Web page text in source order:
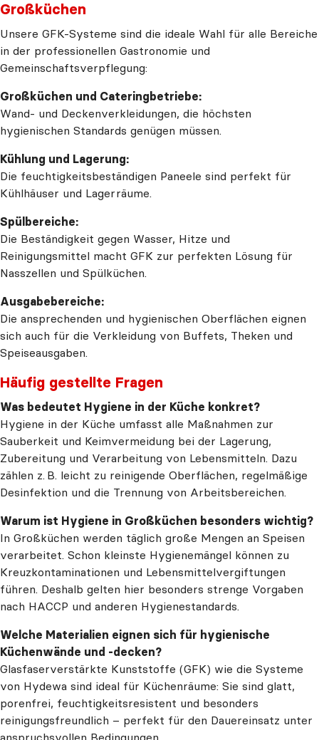
Großküchen
Unsere GFK-Systeme sind die ideale Wahl für alle Bereiche
in der professionellen Gastronomie und
Gemeinschaftsverpflegung:
Großküchen und Cateringbetriebe:
Wand- und Deckenverkleidungen, die höchsten
hygienischen Standards genügen müssen.
Kühlung und Lagerung:
Die feuchtigkeitsbeständigen Paneele sind perfekt für
Kühlhäuser und Lagerräume.
Spülbereiche:
Die Beständigkeit gegen Wasser, Hitze und
Reinigungsmittel macht GFK zur perfekten Lösung für
Nasszellen und Spülküchen.
Ausgabebereiche:
Die ansprechenden und hygienischen Oberflächen eignen
sich auch für die Verkleidung von Buffets, Theken und
Speiseausgaben.
Häufig gestellte Fragen
Was bedeutet Hygiene in der Küche konkret?
Hygiene in der Küche umfasst alle Maßnahmen zur
Sauberkeit und Keimvermeidung bei der Lagerung,
Zubereitung und Verarbeitung von Lebensmitteln. Dazu
zählen z. B. leicht zu reinigende Oberflächen, regelmäßige
Desinfektion und die Trennung von Arbeitsbereichen.
Warum ist Hygiene in Großküchen besonders wichtig?
In Großküchen werden täglich große Mengen an Speisen
verarbeitet. Schon kleinste Hygienemängel können zu
Kreuzkontaminationen und Lebensmittelvergiftungen
führen. Deshalb gelten hier besonders strenge Vorgaben
nach HACCP und anderen Hygienestandards.
Welche Materialien eignen sich für hygienische
Küchenwände und -decken?
Glasfaserverstärkte Kunststoffe (GFK) wie die Systeme
von Hydewa sind ideal für Küchenräume: Sie sind glatt,
porenfrei, feuchtigkeitsresistent und besonders
reinigungsfreundlich – perfekt für den Dauereinsatz unter
anspruchsvollen Bedingungen.